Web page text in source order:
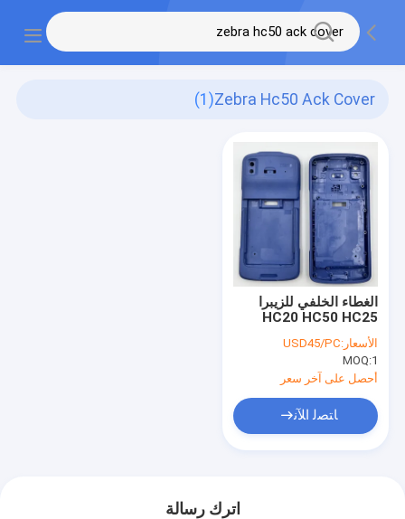
Zebra Hc50 Ack Cover
(1)
الغطاء الخلفي للزيبرا
HC20 HC50 HC25
HC55
الأسعار:USD45/PC
MOQ:1
أحصل على آخر سعر
ﺎﺘﺼﻟ ﺍﻶﻧ
اترك رسالة